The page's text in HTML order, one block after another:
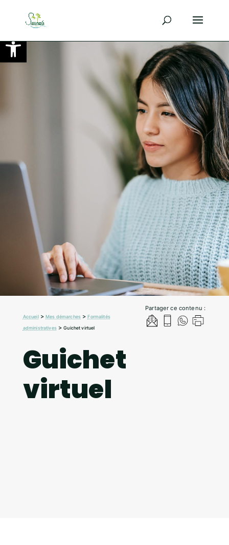
Ouvrir la barre d’outils
Partager ce contenu :
Accueil>Mes démarches >Formalités
administratives>Guichet virtuel
Guichet
virtuel